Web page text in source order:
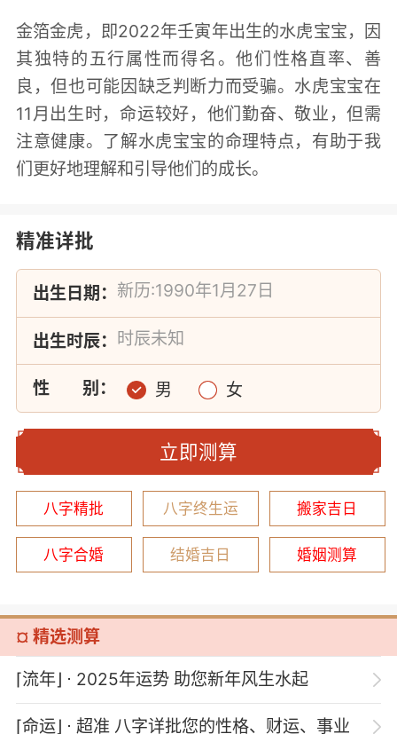
金箔金虎，即2022年壬寅年出生的水虎宝宝，因
其独特的五行属性而得名。他们性格直率、善
良，但也可能因缺乏判断力而受骗。水虎宝宝在
11月出生时，命运较好，他们勤奋、敬业，但需
注意健康。了解水虎宝宝的命理特点，有助于我
们更好地理解和引导他们的成长。
精准详批
出生日期：
出生时辰：
性 别： 男 女
立即测算
八字精批 八字终生运 搬家吉日
八字合婚 结婚吉日 婚姻测算
¤ 精选测算
⌈流年⌋ ⋅ 2025年运势 助您新年风生水起
⌈命运⌋ ⋅ 超准 八字详批您的性格、财运、事业